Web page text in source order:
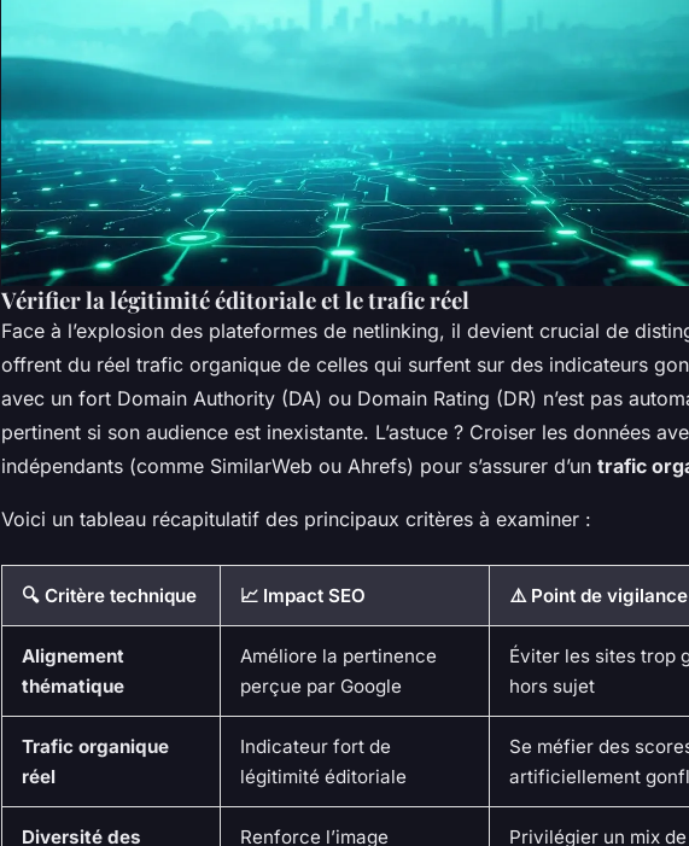
Vérifier la légitimité éditoriale et le trafic réel
Face à l’explosion des plateformes de netlinking, il devient crucial de
offrent du réel trafic organique de celles qui surfent sur des indicateurs
avec un fort Domain Authority (DA) ou Domain Rating (DR) n’est pas
pertinent si son audience est inexistante. L’astuce ? Croiser les données
indépendants (comme SimilarWeb ou Ahrefs) pour s’assurer d’un trafic
Voici un tableau récapitulatif des principaux critères à examiner :
🔍 Critère technique 📈 Impact SEO ⚠️ Point de vigilance
Alignement
thématique
Améliore la pertinence
perçue par Google
Éviter les sites trop
hors sujet
Trafic organique
réel
Indicateur fort de
légitimité éditoriale
Se méfier des
artificiellement
Diversité des
Renforce l’image
Privilégier un mix